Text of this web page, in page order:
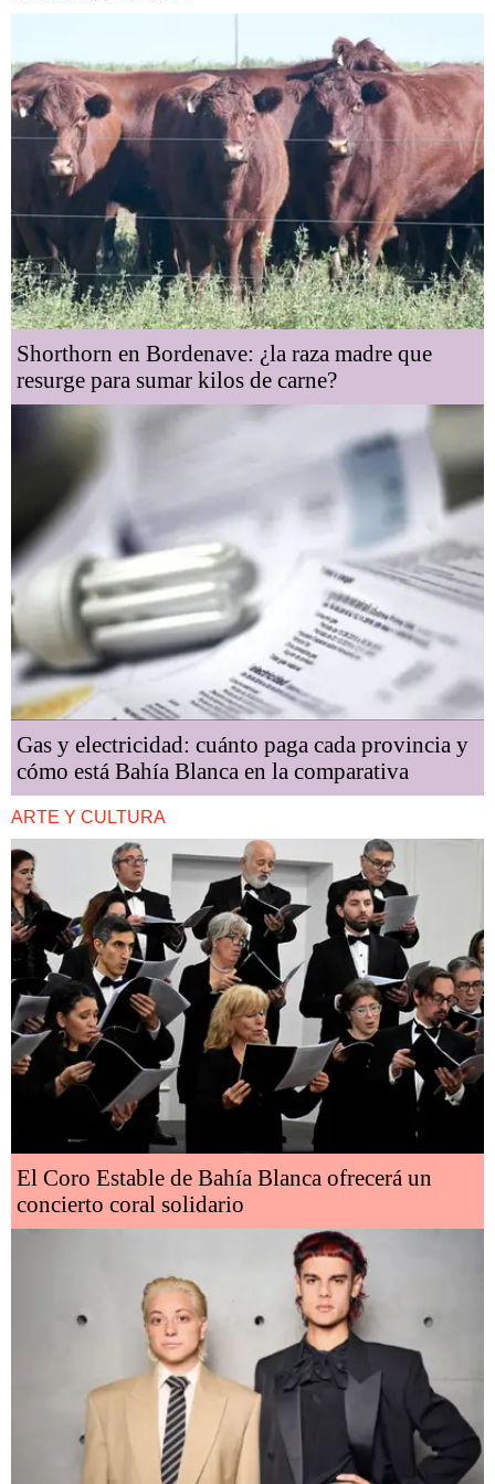
Shorthorn en Bordenave: ¿la raza madre que
resurge para sumar kilos de carne?
Gas y electricidad: cuánto paga cada provincia y
cómo está Bahía Blanca en la comparativa
ARTE Y CULTURA
El Coro Estable de Bahía Blanca ofrecerá un
concierto coral solidario